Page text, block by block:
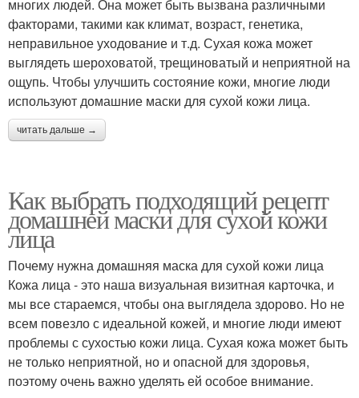
Маски от прыщей Эффективные маски
Маска из яичного белка
Маска с левомицетином Маска с медом
многих людей. Она может быть вызвана различными
факторами, такими как климат, возраст, генетика,
неправильное уходование и т.д. Сухая кожа может
выглядеть шероховатой, трещиноватый и неприятной на
ощупь. Чтобы улучшить состояние кожи, многие люди
используют домашние маски для сухой кожи лица.
читать дальше →
Как выбрать подходящий рецепт
домашней маски для сухой кожи
лица
Почему нужна домашняя маска для сухой кожи лица
Кожа лица - это наша визуальная визитная карточка, и
мы все стараемся, чтобы она выглядела здорово. Но не
всем повезло с идеальной кожей, и многие люди имеют
проблемы с сухостью кожи лица. Сухая кожа может быть
не только неприятной, но и опасной для здоровья,
поэтому очень важно уделять ей особое внимание.